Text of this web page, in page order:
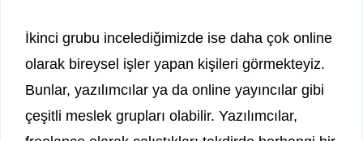
İkinci grubu incelediğimizde ise daha çok online
olarak bireysel işler yapan kişileri görmekteyiz.
Bunlar, yazılımcılar ya da online yayıncılar gibi
çeşitli meslek grupları olabilir. Yazılımcılar,